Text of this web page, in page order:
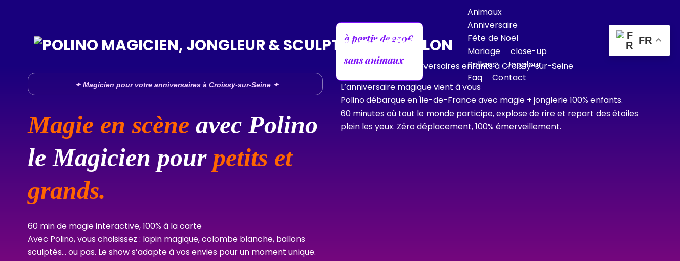
Animaux
Anniversaire
Fête de Noël
Mariage
close-up
Ballons
Jongleur
Faq
Contact
✦ Magicien pour votre anniversaires à Croissy-sur-Seine ✦
Magie en scèneavec Polino
le Magicien pourpetits et
grands.
60 min de magie interactive, 100% à la carte
Avec Polino, vous choisissez : lapin magique, colombe blanche, ballons
sculptés… ou pas. Le show s’adapte à vos envies pour un moment unique.
à partir de 250€
sans animaux
L’anniversaire magique vient à vous
Polino débarque en Île-de-France avec magie + jonglerie 100% enfants.
60 minutes où tout le monde participe, explose de rire et repart des étoiles
plein les yeux. Zéro déplacement, 100% émerveillement.
FR